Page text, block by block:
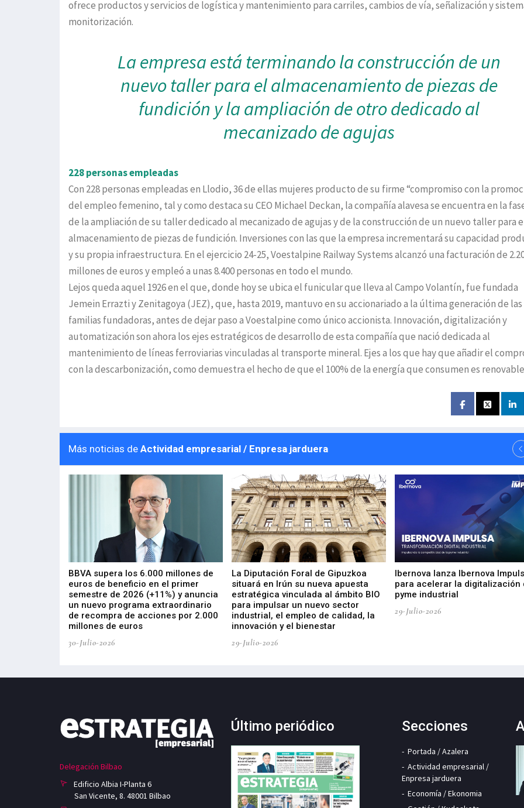
ofrece productos y servicios de logística y mantenimiento para carriles, cambios de vía, señalización y
monitorización.
La empresa está terminando la construcción de un
nuevo taller para el almacenamiento de piezas de
fundición y la ampliación de otro dedicado al
mecanizado de agujas
228 personas empleadas
Con 228 personas empleadas en Llodio, 36 de ellas mujeres producto de su firme “compromiso con la
del empleo femenino, tal y como destaca su CEO Michael Deckan, la compañía alavesa se encuentra en la
de la ampliación de su taller dedicado al mecanizado de agujas y de la construcción de un nuevo taller para
almacenamiento de piezas de fundición. Inversiones con las que la empresa incrementará su capacidad
y su propia infraestructura. En el ejercicio 24-25, Voestalpine Railway Systems alcanzó una facturación de
millones de euros y empleó a unas 8.400 personas en todo el mundo.
Lejos queda aquel 1926 en el que, donde hoy se ubica el funicular que lleva al Campo Volantín, fue fundada
Jemein Errazti y Zenitagoya (JEZ), que, hasta 2019, mantuvo en su accionariado a la última generación de las
familias fundadoras, antes de dejar paso a Voestalpine como único accionista. Innovación, digitalización y
automatización son ahora los ejes estratégicos de desarrollo de esta compañía que nació dedicada al
mantenimiento de líneas ferroviarias vinculadas al transporte mineral. Ejes a los que hay que añadir el
con la descarbonización, como demuestra el hecho de que el 100% de la energía que consumen es
Más noticias de Actividad empresarial / Enpresa jarduera
BBVA supera los 6.000 millones de
euros de beneficio en el primer
semestre de 2026 (+11%) y anuncia
un nuevo programa extraordinario
de recompra de acciones por 2.000
millones de euros
30-Julio-2026
La Diputación Foral de Gipuzkoa
situará en Irún su nueva apuesta
estratégica vinculada al ámbito BIO
para impulsar un nuevo sector
industrial, el empleo de calidad, la
innovación y el bienestar
29-Julio-2026
Ibernova lanza Ibernova
para acelerar la digitalización
pyme industrial
29-Julio-2026
Delegación Bilbao
Edificio Albia I-Planta 6
San Vicente, 8. 48001 Bilbao
Último periódico Secciones
Portada / Azalera
Actividad empresarial /
Enpresa jarduera
Economía / Ekonomia